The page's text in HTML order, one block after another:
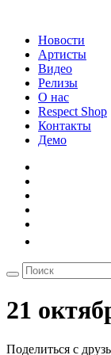
Новости
Артисты
Видео
Релизы
О нас
Respect Shop
Контакты
Демо
21
Поделиться с